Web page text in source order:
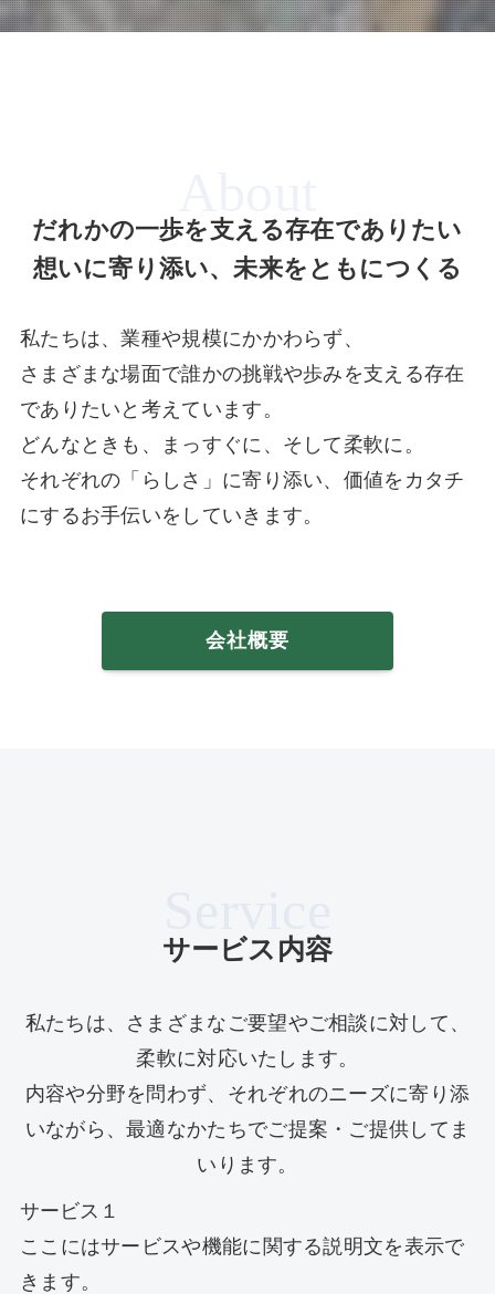
だれかの一歩を支える存在でありたい
想いに寄り添い、未来をともにつくる
私たちは、業種や規模にかかわらず、
さまざまな場面で誰かの挑戦や歩みを支える存在
でありたいと考えています。
どんなときも、まっすぐに、そして柔軟に。
それぞれの「らしさ」に寄り添い、価値をカタチ
にするお手伝いをしていきます。
会社概要
サービス内容
私たちは、さまざまなご要望やご相談に対して、
柔軟に対応いたします。
内容や分野を問わず、それぞれのニーズに寄り添
いながら、最適なかたちでご提案・ご提供してま
いります。
サービス１
ここにはサービスや機能に関する説明文を表示で
きます。